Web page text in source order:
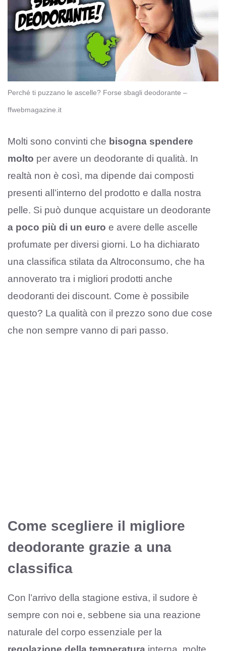
Perché ti puzzano le ascelle? Forse sbagli deodorante –
ffwebmagazine.it
Molti sono convinti che bisogna spendere
molto per avere un deodorante di qualità. In
realtà non è così, ma dipende dai composti
presenti all’interno del prodotto e dalla nostra
pelle. Si può dunque acquistare un deodorante
a poco più di un euro e avere delle ascelle
profumate per diversi giorni. Lo ha dichiarato
una classifica stilata da Altroconsumo, che ha
annoverato tra i migliori prodotti anche
deodoranti dei discount. Come è possibile
questo? La qualità con il prezzo sono due cose
che non sempre vanno di pari passo.
Come scegliere il migliore
deodorante grazie a una
classifica
Con l’arrivo della stagione estiva, il sudore è
sempre con noi e, sebbene sia una reazione
naturale del corpo essenziale per la